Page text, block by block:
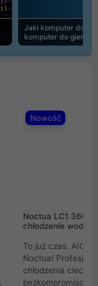
Jaki komputer do
komputer do gier |
Nowość
Noctua LC1
chłodzenie wodne
To już czas. AIO
Noctua!
chłodzenia cieczą